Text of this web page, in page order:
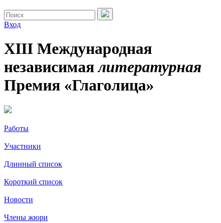
Вход
XIII Международная
независимаялитературная
Премия «Глаголица»
Работы
Участники
Длинный список
Короткий список
Новости
Члены жюри